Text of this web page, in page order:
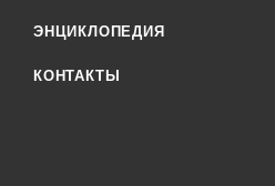
ЭНЦИКЛОПЕДИЯ
КОНТАКТЫ